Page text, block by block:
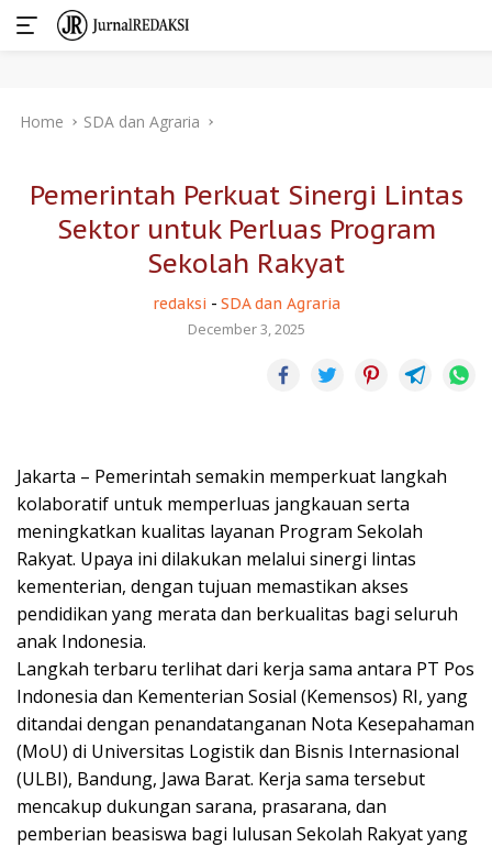
Home SDA dan Agraria
Pemerintah Perkuat Sinergi Lintas
Sektor untuk Perluas Program
Sekolah Rakyat
redaksi - SDA dan Agraria
December 3, 2025
Jakarta – Pemerintah semakin memperkuat langkah
kolaboratif untuk memperluas jangkauan serta
meningkatkan kualitas layanan Program Sekolah
Rakyat. Upaya ini dilakukan melalui sinergi lintas
kementerian, dengan tujuan memastikan akses
pendidikan yang merata dan berkualitas bagi seluruh
anak Indonesia.
Langkah terbaru terlihat dari kerja sama antara PT Pos
Indonesia dan Kementerian Sosial (Kemensos) RI, yang
ditandai dengan penandatanganan Nota Kesepahaman
(MoU) di Universitas Logistik dan Bisnis Internasional
(ULBI), Bandung, Jawa Barat. Kerja sama tersebut
mencakup dukungan sarana, prasarana, dan
pemberian beasiswa bagi lulusan Sekolah Rakyat yang